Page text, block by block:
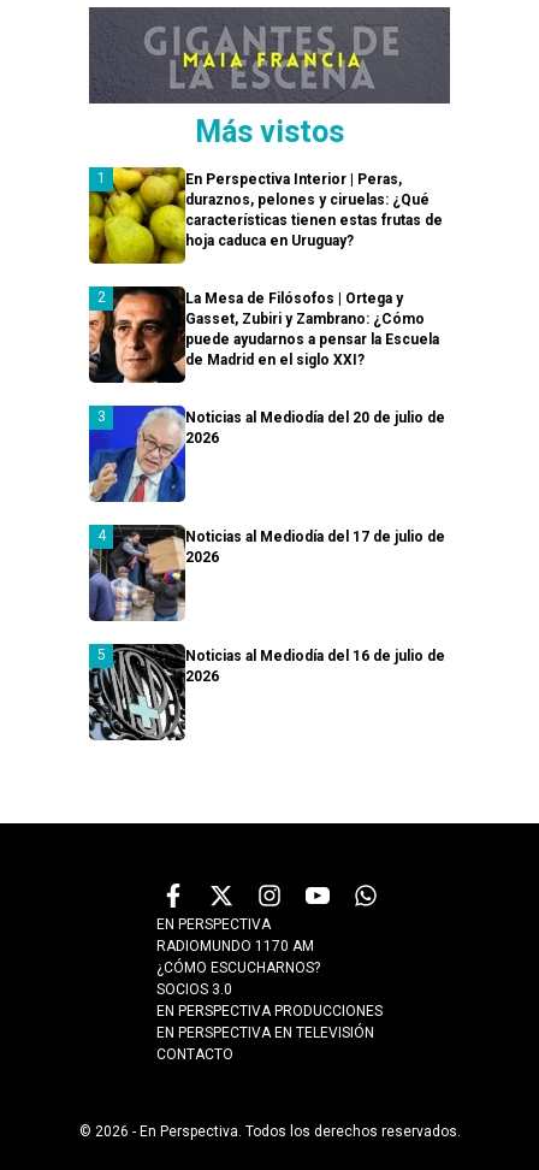
Más vistos
En Perspectiva Interior | Peras,
duraznos, pelones y ciruelas: ¿Qué
características tienen estas frutas de
hoja caduca en Uruguay?
La Mesa de Filósofos | Ortega y
Gasset, Zubiri y Zambrano: ¿Cómo
puede ayudarnos a pensar la Escuela
de Madrid en el siglo XXI?
Noticias al Mediodía del 20 de julio de
2026
Noticias al Mediodía del 17 de julio de
2026
Noticias al Mediodía del 16 de julio de
2026
EN PERSPECTIVA
RADIOMUNDO 1170 AM
¿CÓMO ESCUCHARNOS?
SOCIOS 3.0
EN PERSPECTIVA PRODUCCIONES
EN PERSPECTIVA EN TELEVISIÓN
CONTACTO
© 2026 - En Perspectiva. Todos los derechos reservados.